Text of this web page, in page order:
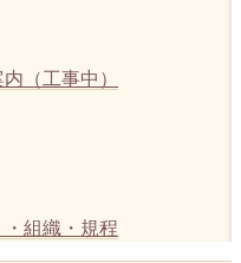
（工事中）
組織・規程